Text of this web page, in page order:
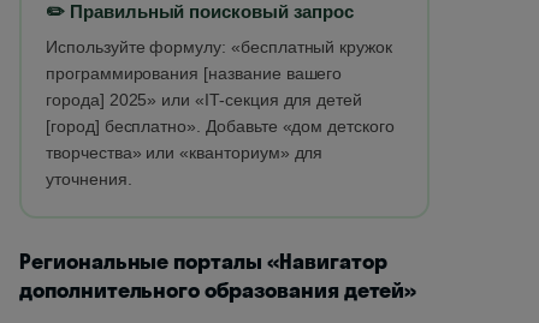
✏️ Правильный поисковый запрос
Используйте формулу: «бесплатный кружок
программирования [название вашего
города] 2025» или «IT-секция для детей
[город] бесплатно». Добавьте «дом детского
творчества» или «кванториум» для
уточнения.
Региональные порталы «Навигатор
дополнительного образования детей»